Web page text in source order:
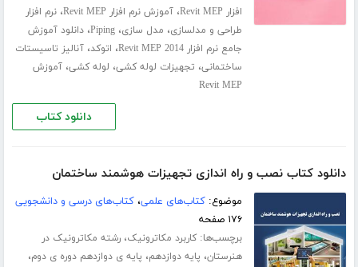
افزار Revit MEP
،آموزش نرم افزار Revit MEP ،نرم افزار
طراحی و مدلسازی، مدل سازی،Piping،دانلود آموزش
جامع نرم افزار Revit MEP 2014
، اتوکد،آنالیز تاسیستات
ساختمانی، تجهیزات لوله کشی، لوله کشی،آموزش
Revit MEP
دانلود کتاب
دانلود کتاب نصب و راه اندازی تجهیزات هوشمند ساختمان
موضوع:کتاب‌های علمی،کتاب‌های درسی و دانشجویی
۱۷۶ صفحه
برچسب‌ها:کاربرد مکاترونیک،رشته مکاترونیک در
هنرستان، پایه دوازدهم، پایه ی دوازدهم دوره ی دوم،